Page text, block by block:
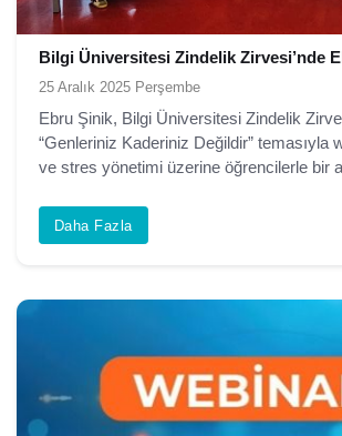
Bilgi Üniversitesi Zindelik Zirvesi’nde
25 Aralık 2025 Perşembe
Ebru Şinik, Bilgi Üniversitesi Zindelik
“Genleriniz Kaderiniz Değildir” temasıyla
ve stres yönetimi üzerine öğrencilerle bir
Daha Fazla